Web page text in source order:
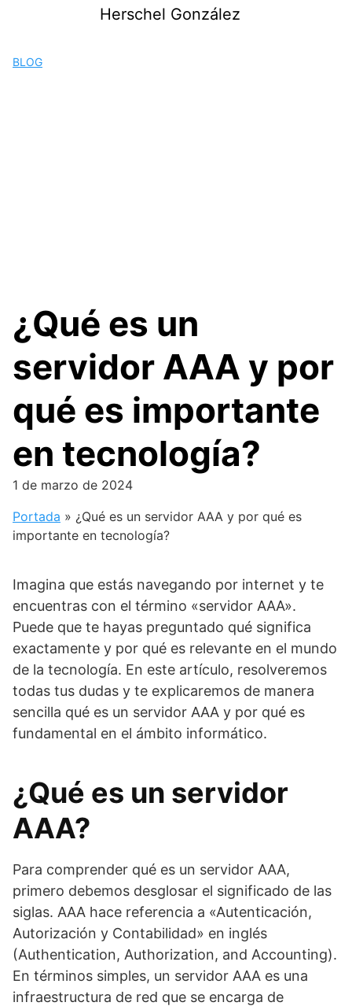
Herschel González
BLOG
¿Qué es un
servidor AAA y por
qué es importante
en tecnología?
1 de marzo de 2024
Portada » ¿Qué es un servidor AAA y por qué es
importante en tecnología?
Imagina que estás navegando por internet y te
encuentras con el término «servidor AAA».
Puede que te hayas preguntado qué significa
exactamente y por qué es relevante en el mundo
de la tecnología. En este artículo, resolveremos
todas tus dudas y te explicaremos de manera
sencilla qué es un servidor AAA y por qué es
fundamental en el ámbito informático.
¿Qué es un servidor
AAA?
Para comprender qué es un servidor AAA,
primero debemos desglosar el significado de las
siglas. AAA hace referencia a «Autenticación,
Autorización y Contabilidad» en inglés
(Authentication, Authorization, and Accounting).
En términos simples, un servidor AAA es una
infraestructura de red que se encarga de